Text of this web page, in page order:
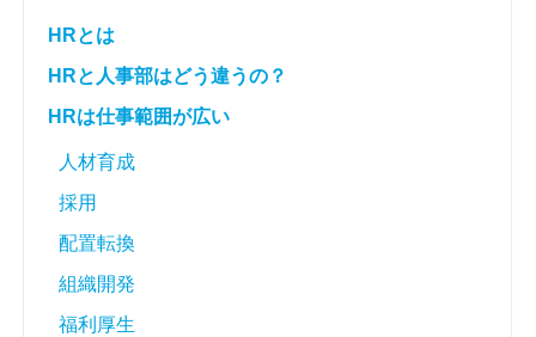
HRとは
HRと人事部はどう違うの？
HRは仕事範囲が広い
人材育成
採用
配置転換
組織開発
福利厚生